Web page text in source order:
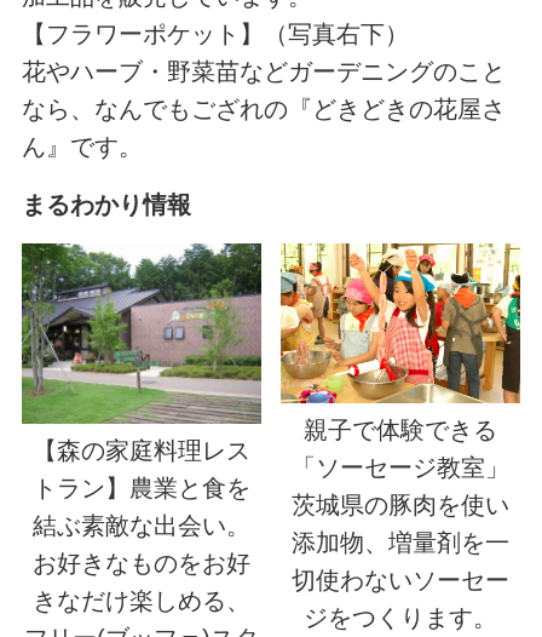
【フラワーポケット】（写真右下）
花やハーブ・野菜苗などガーデニングのこと
なら、なんでもござれの『どきどきの花屋さ
ん』です。
まるわかり情報
【森の家庭料理レス
トラン】農業と食を
結ぶ素敵な出会い。
お好きなものをお好
きなだけ楽しめる、
親子で体験できる
「ソーセージ教室」
茨城県の豚肉を使い
添加物、増量剤を一
切使わないソーセー
ジをつくります。